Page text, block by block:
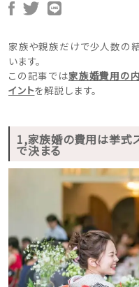
家族や親族だけで少人数の
います。
この記事では家族婚費用の
イントを解説します。
1,家族婚の費用は挙式
で決まる